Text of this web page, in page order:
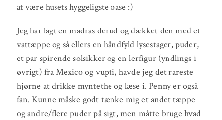
at være husets hyggeligste oase :)
Jeg har lagt en madras derud og dækket den med et
vattæppe og så ellers en håndfyld lysestager, puder,
et par spirende solsikker og en lerfigur (yndlings i
øvrigt) fra Mexico og vupti, havde jeg det rareste
hjørne at drikke myntethe og læse i. Penny er også
fan. Kunne måske godt tænke mig et andet tæppe
og andre/flere puder på sigt, men måtte bruge hvad